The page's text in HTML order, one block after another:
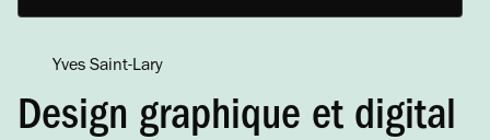
Yves Saint-Lary
Design graphique et digital